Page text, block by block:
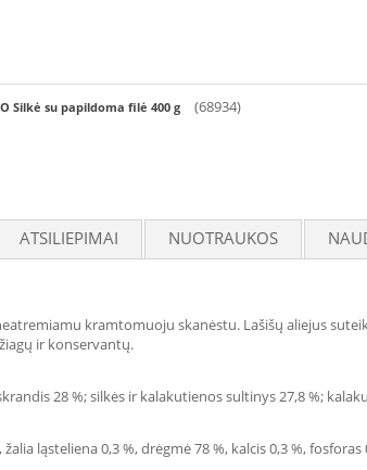
Silkė su papildoma filė 400 g (68934)
ATSILIEPIMAI NUOTRAUKOS
kramtomuoju skanėstu. Lašišų aliejus
ir konservantų.
28 %; silkės ir kalakutienos sultinys 27,8 %;
ląsteliena 0,3 %, drėgmė 78 %, kalcis 0,3 %, fosforas